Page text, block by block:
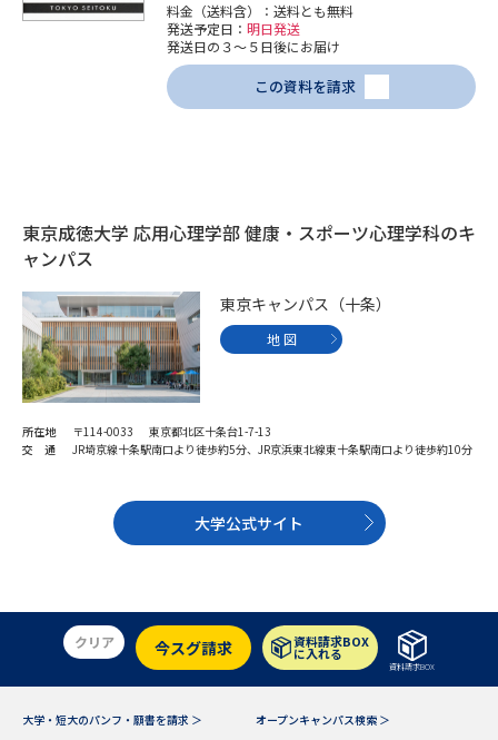
オープンキャンパスなどを調べる
オープンキャンパス検索 実施プログラムから探す
受験準備 資料検索
志望校・出願校を調べる
併願校選び
先輩が入学を決めた理由 テレメール全国一斉進学調査
新生活お役立ちガイド
大学で学びたい学問発見
料金（送料含）：送料とも無料
発送予定日： 明日発送
発送日の３～５日後にお届け
この資料を請求
東京成徳大学 応用心理学部 健康・スポーツ心理学科のキ
ャンパス
東京キャンパス（十条）
地 図
所在地
〒114-0033 東京都北区十条台1-7-13
交 通
JR埼京線十条駅南口より徒歩約5分、JR京浜東北線東十条駅南口より徒歩約10分
大学公式サイト
クリア 今スグ請求 資料請求BOX
に入れる
資料請求BOX
大学・短大のパンフ・願書を請求 ＞
オープンキャンパス検索 ＞